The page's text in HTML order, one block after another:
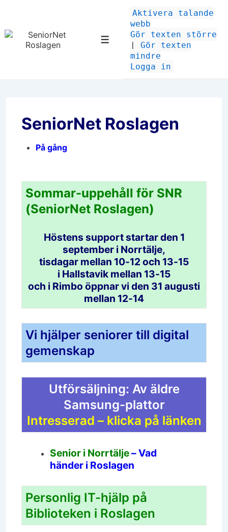
huvudinnehåll
Meny
Aktivera talande
webb
Gör texten större
| Gör texten
mindre
Logga in
SeniorNet Roslagen
På gång
Sommar-uppehåll för SNR
(SeniorNet Roslagen)
Höstens support startar den 1
september i Norrtälje,
tisdagar mellan 10-12 och 13-15
i Hallstavik mellan 13-15
och i Rimbo öppnar vi den 31 augusti
mellan 12-14
Vi hjälper seniorer till digital
gemenskap
Utförsäljning: Av äldre
Samsung-plattor
Intresserad – klicka på länken
Senior i Norrtälje– Vad
händer i Roslagen
Personlig IT-hjälp på
Biblioteken i Roslagen